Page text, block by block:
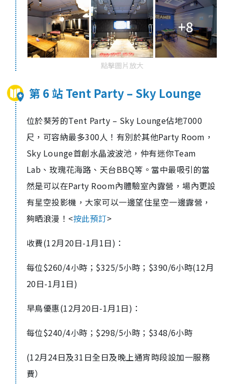
+8
點擊圖片放大
第 6 站 Tent Party – Sky Lounge
位於葵芳的Tent Party – Sky Lounge佔地7000
尺，可容納最多300人！有別於其他Party Room，
Sky Lounge首創⽔晶波波池，仲有迷你Team
Lab、玫瑰花海路、天台BBQ等。當中最吸引的當
然是可以在Party Room內體驗室內露營，場內更設
有星空投影機，大家可以一邊望住星空一邊露營，
夠晒浪漫！<按此預訂>
收費(12月20日-1月1日)：
每位$260/4小時；$325/5小時；$390/6小時(12月
20日-1月1日)
早鳥優惠(12月20日-1月1日)：
每位$240/4小時；$298/5小時；$348/6小時
(12月24日及31日全日及晚上通宵時段設加一服務
費）